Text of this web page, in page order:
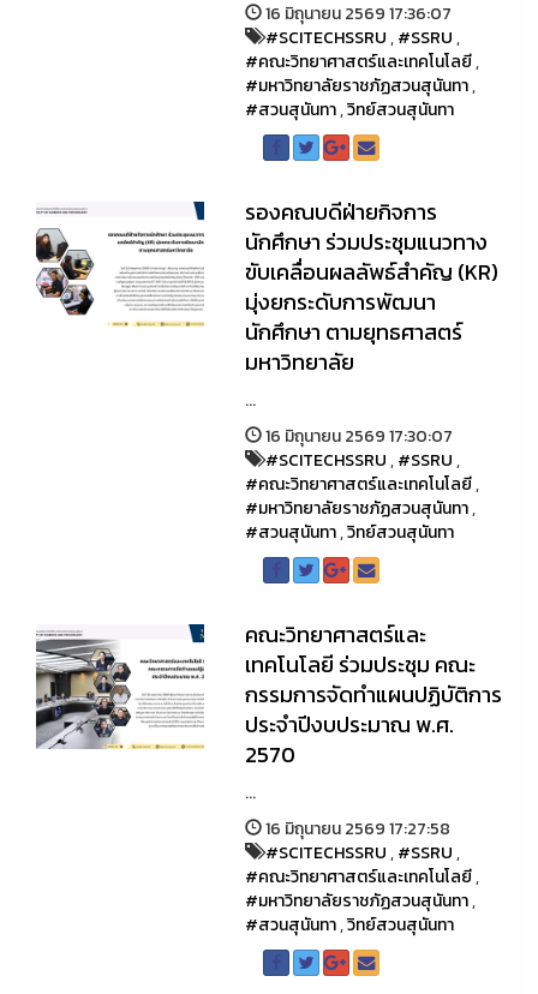
16 มิถุนายน 2569 17:36:07
#SCITECHSSRU,#SSRU,
#คณะวิทยาศาสตร์และเทคโนโลยี,
#มหาวิทยาลัยราชภัฏสวนสุนันทา,
#สวนสุนันทา,วิทย์สวนสุนันทา
รองคณบดีฝ่ายกิจการ
นักศึกษา ร่วมประชุมแนวทาง
ขับเคลื่อนผลลัพธ์สำคัญ (KR)
มุ่งยกระดับการพัฒนา
นักศึกษา ตามยุทธศาสตร์
มหาวิทยาลัย
...
16 มิถุนายน 2569 17:30:07
#SCITECHSSRU,#SSRU,
#คณะวิทยาศาสตร์และเทคโนโลยี,
#มหาวิทยาลัยราชภัฏสวนสุนันทา,
#สวนสุนันทา,วิทย์สวนสุนันทา
คณะวิทยาศาสตร์และ
เทคโนโลยี ร่วมประชุม คณะ
กรรมการจัดทำแผนปฏิบัติการ
ประจำปีงบประมาณ พ.ศ.
2570
...
16 มิถุนายน 2569 17:27:58
#SCITECHSSRU,#SSRU,
#คณะวิทยาศาสตร์และเทคโนโลยี,
#มหาวิทยาลัยราชภัฏสวนสุนันทา,
#สวนสุนันทา,วิทย์สวนสุนันทา